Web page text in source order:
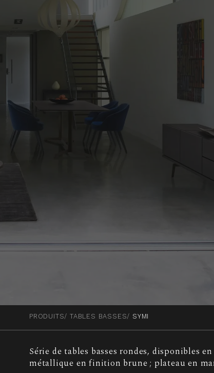
PRODUITS TABLES BASSES SYMI
Série de tables basses rondes, disponibles
métallique en finition brune ; plateau en